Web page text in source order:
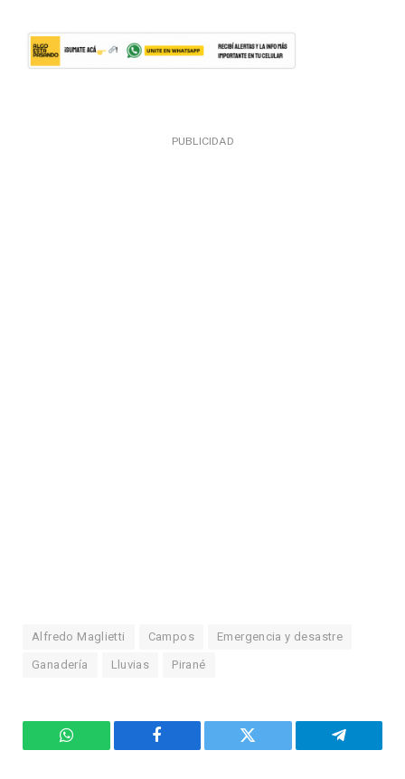
PUBLICIDAD
Alfredo Maglietti Campos Emergencia y desastre
Ganadería Lluvias Pirané
WhatsApp Facebook Twitter Telegram